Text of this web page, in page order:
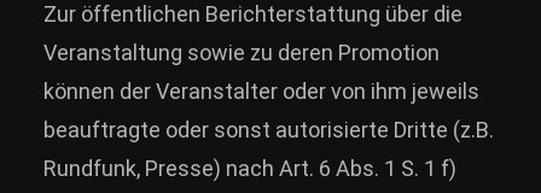
Zur öffentlichen Berichterstattung über die
Veranstaltung sowie zu deren Promotion
können der Veranstalter oder von ihm jeweils
beauftragte oder sonst autorisierte Dritte (z.B.
Rundfunk, Presse) nach Art. 6 Abs. 1 S. 1 f)